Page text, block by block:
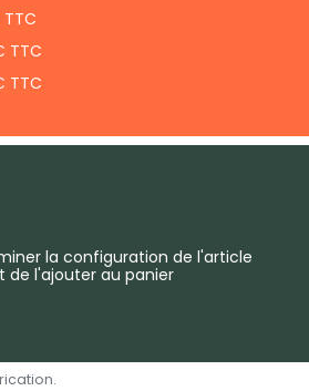
TTC
TTC
TTC
la configuration de l'article
de l'ajouter au panier